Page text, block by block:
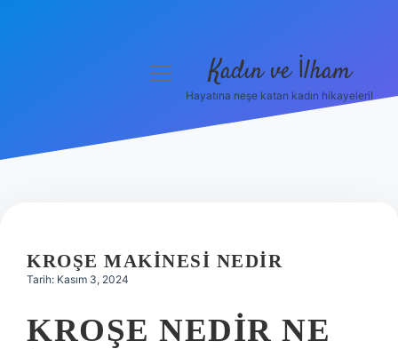
Hakkımızda
menüyü
Kadın ve İlham
Hayatına neşe katan kadın hikayeleri!
KROŞE MAKINESI NEDIR
Tarih: Kasım 3, 2024
KROŞE NEDIR NE